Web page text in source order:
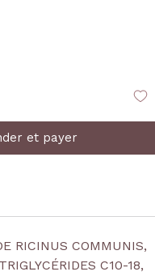
et payer
RICINUS COMMUNIS,
C10-18,